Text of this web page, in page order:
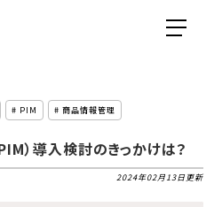
# PIM # 商品情報管理
）導入検討のきっかけは？
2024年02月13日更新